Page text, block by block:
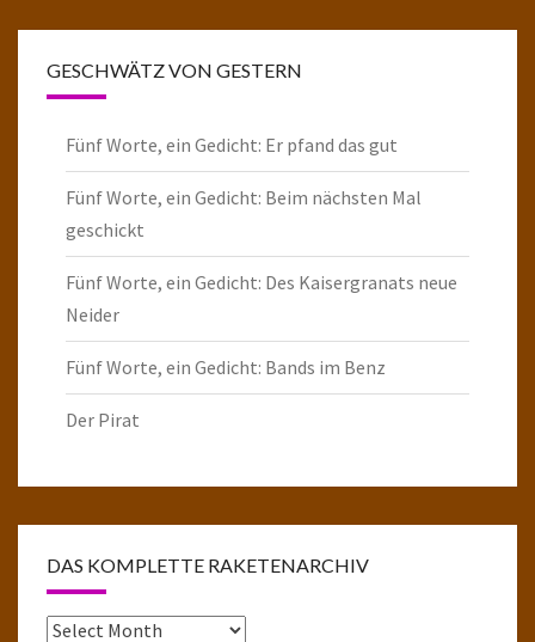
GESCHWÄTZ VON GESTERN
Fünf Worte, ein Gedicht: Er pfand das gut
Fünf Worte, ein Gedicht: Beim nächsten Mal
geschickt
Fünf Worte, ein Gedicht: Des Kaisergranats neue
Neider
Fünf Worte, ein Gedicht: Bands im Benz
Der Pirat
DAS KOMPLETTE RAKETENARCHIV
Das